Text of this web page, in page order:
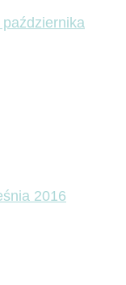
października
2016